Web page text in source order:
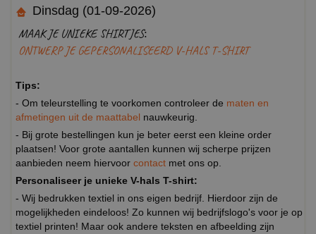
Dinsdag (01-09-2026)
MAAK JE UNIEKE SHIRTJES:
ONTWERP JE GEPERSONALISEERD V-HALS T-SHIRT
Tips:
- Om teleurstelling te voorkomen controleer de maten en
afmetingen uit de maattabel nauwkeurig.
- Bij grote bestellingen kun je beter eerst een kleine order
plaatsen! Voor grote aantallen kunnen wij scherpe prijzen
aanbieden neem hiervoor contact met ons op.
Personaliseer je unieke V-hals T-shirt:
- Wij bedrukken textiel in ons eigen bedrijf. Hierdoor zijn de
mogelijkheden eindeloos! Zo kunnen wij bedrijfslogo's voor je op
textiel printen! Maar ook andere teksten en afbeelding zijn